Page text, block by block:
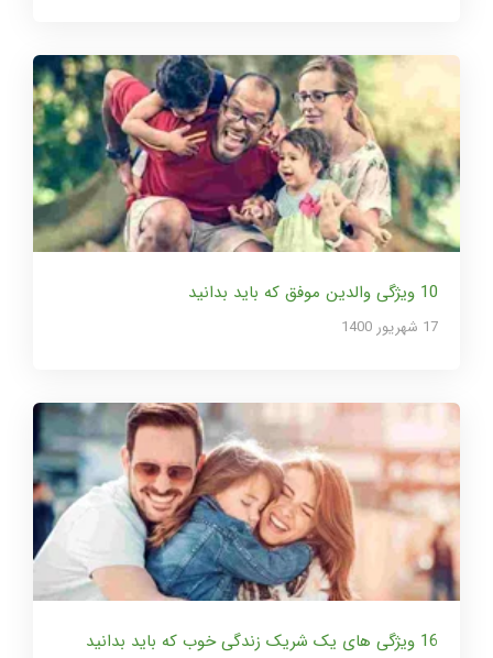
10 ویژگی والدین موفق که باید بدانید
17 شهریور 1400
16 ویژگی های یک شریک زندگی خوب که باید بدانید